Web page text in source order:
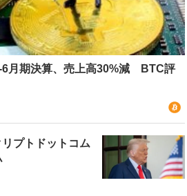
6月期決算、売上高30%減 BTC評
プトドットコム